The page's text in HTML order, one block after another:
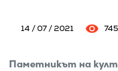
14 / 07 / 2021 745
Паметникът на